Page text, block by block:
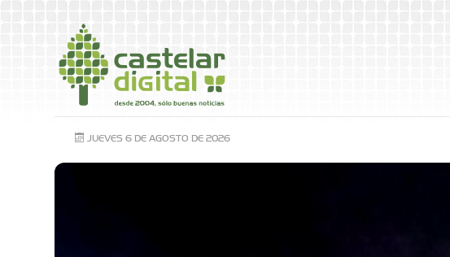
JUEVES 6 DE AGOSTO DE 2026